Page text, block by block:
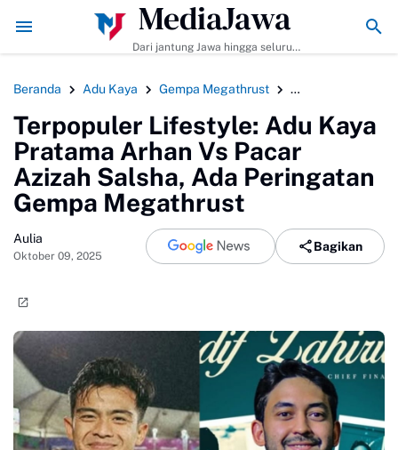
Agar Bumbunya Meresap Sempurna! Ekonomi Bisnis Belajar Apa?
MediaJawa
Dari jantung Jawa hingga seluruh
unik, dan analisis tajam. Cepat
akurat.
Beranda Adu Kaya Gempa Megathrust Gosip Selebriti
Terpopuler Lifestyle: Adu Kaya
Pratama Arhan Vs Pacar
Azizah Salsha, Ada Peringatan
Gempa Megathrust
Aulia
Oktober 09, 2025
Bagikan